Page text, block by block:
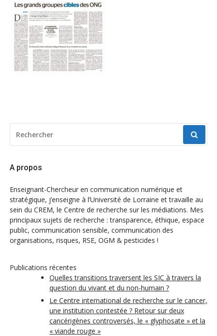
POUR
:
A propos
Enseignant-Chercheur en communication numérique et
stratégique, j’enseigne à l’Université de Lorraine et travaille au
sein du CREM, le Centre de recherche sur les médiations. Mes
principaux sujets de recherche : transparence, éthique, espace
public, communication sensible, communication des
organisations, risques, RSE, OGM & pesticides !
Publications récentes
Quelles transitions traversent les SIC à travers la
question du vivant et du non-humain ?
Le Centre international de recherche sur le cancer,
une institution contestée ? Retour sur deux
cancérigènes controversés, le « glyphosate » et la
« viande rouge »